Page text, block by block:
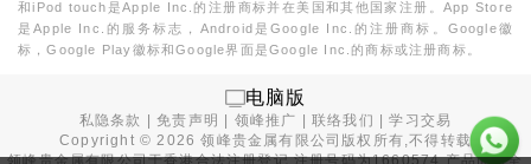
和iPod touch是Apple Inc.的注册商标并在美国和其他国家注册。App Store
是Apple Inc.的服务标志，Android是Google Inc.的注册商标。Google徽
标，Google Play徽标和Google界面是Google Inc.的商标或注册商标。
电脑版
私隐条款 |免责声明 领峰推广 |联络我们 |学习交易
Copyright ©2026 领峰贵金属有限公司版权所有,不得转载
领峰贵金属有限公司于香港合法注册登记,注册号码为1660574,产品面向全